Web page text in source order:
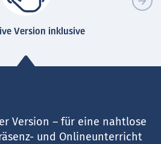
Version inklusive
Version – für eine nahtlose
und Onlineunterricht